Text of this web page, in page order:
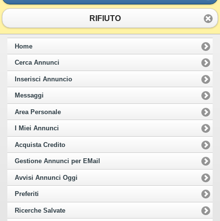
RIFIUTO
Home
Cerca Annunci
Inserisci Annuncio
Messaggi
Area Personale
I Miei Annunci
Acquista Credito
Gestione Annunci per EMail
Avvisi Annunci Oggi
Preferiti
Ricerche Salvate